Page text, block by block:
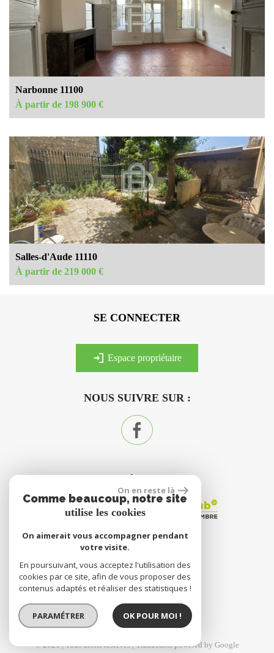
Narbonne 11100
À partir de 198 900 €
Salles-d'Aude 11110
À partir de 219 000 €
NOUS SUIVRE SUR :
SE CONNECTER
espace propriétaire
site réalisé par
© 2026 | Tous droits réservés | Traduction powered by Google
On en reste là
Comme beaucoup, notre site
utilise les cookies
On aimerait vous accompagner pendant
votre visite.
En poursuivant, vous acceptez l'utilisation des
cookies par ce site, afin de vous proposer des
contenus adaptés et réaliser des statistiques !
PARAMÉTRER OK POUR MOI !